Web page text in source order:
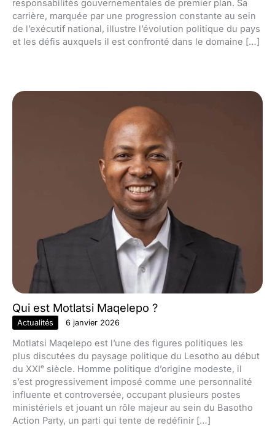
responsabilités gouvernementales de premier plan. Sa
carrière, marquée par une progression constante au sein
de l’exécutif national, illustre l’évolution politique du pays
et les défis auxquels il est confronté dans le domaine […]
Qui est Motlatsi Maqelepo ?
Actualités 6 janvier 2026
Motlatsi Maqelepo est l’une des figures politiques les
plus discutées du paysage politique du Lesotho au début
du XXIᵉ siècle. Homme politique d’origine modeste, il
s’est progressivement imposé comme une personnalité
influente et controversée, occupant plusieurs postes
ministériels et jouant un rôle majeur au sein du Basotho
Action Party, un parti qui tente de redéfinir […]